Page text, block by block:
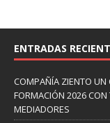
ENTRADAS
COMPAÑÍA ZIENTO UN
FORMACIÓN 2026
MEDIADORES